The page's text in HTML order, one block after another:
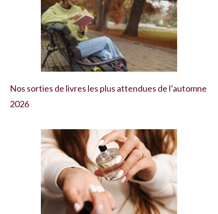
Nos sorties de livres les plus attendues de l’automne
2026